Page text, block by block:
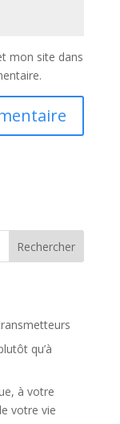
mon site dans
Rechercher
qu’à
à votre
votre vie